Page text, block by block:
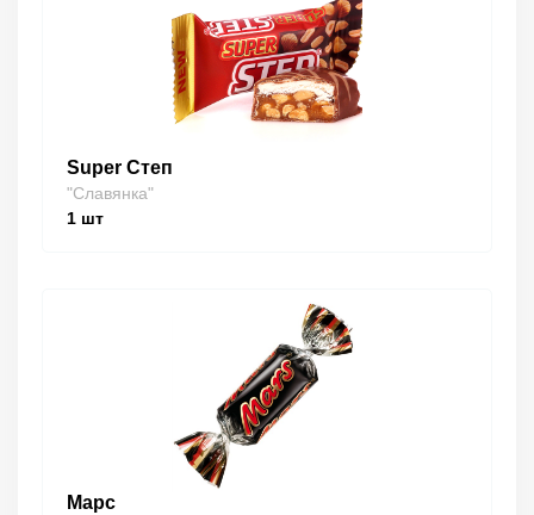
Super Степ
"Славянка"
1 шт
Марс